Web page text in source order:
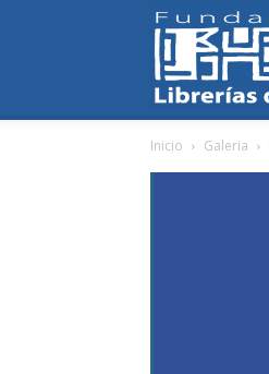
Inicio Galeria